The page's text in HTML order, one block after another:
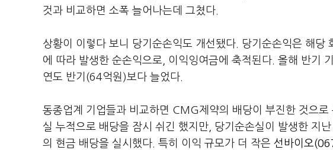
것과 비교하면 소폭 늘어나는데 그쳤다.
상황이 이렇다 보니 당기순손익도 개선됐다. 당기순손익은 해당
에 따라 발생한 순손익으로, 이익잉여금에 축적된다. 올해 반기
연도 반기(64억원)보다 늘었다.
동종업계 기업들과 비교하면 CMG제약의 배당이 부진한 것으로
실 누적으로 배당을 잠시 쉬긴 했지만, 당기순손실이 발생한
의 현금 배당을 실시했다. 특히 이익 규모가 더 작은 선바이오